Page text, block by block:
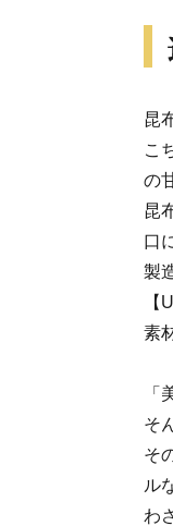
昆
こ
の
昆
口
製
【
素
「
そ
そ
ル
わ